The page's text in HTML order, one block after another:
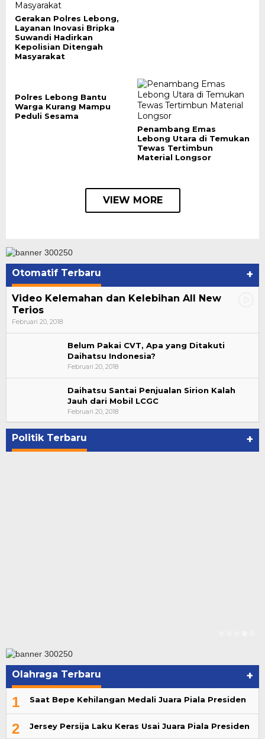
Gerakan Polres Lebong,
Layanan Inovasi Bripka
Suwandi Hadirkan
Kepolisian Ditengah
Masyarakat
Polres Lebong Bantu
Warga Kurang Mampu
Peduli Sesama
Penambang Emas
Lebong Utara di Temukan
Tewas Tertimbun
Material Longsor
VIEW MORE
Otomatif Terbaru +
Video Kelemahan dan Kelebihan All New
Terios
Februari 20, 2018
Belum Pakai CVT, Apa yang Ditakuti
Daihatsu Indonesia?
Februari 20, 2018
Daihatsu Santai Penjualan Sirion Kalah
Jauh dari Mobil LCGC
Februari 20, 2018
Politik Terbaru +
Di Kandang Rohidin, Lagu Gubernurku Helmi
Hasan Menggema
Di KOMINFO KOTA BENGKULU, POLITIK
Olahraga Terbaru +
1 Saat Bepe Kehilangan Medali Juara Piala Presiden
2 Jersey Persija Laku Keras Usai Juara Piala Presiden